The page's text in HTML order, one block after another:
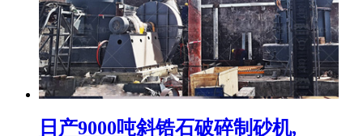
日产9000吨斜锆石破碎制砂机,